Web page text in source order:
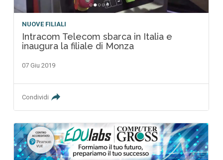
NUOVE FILIALI
Intracom Telecom sbarca in Italia e
inaugura la filiale di Monza
07 Giu 2019
Condividi